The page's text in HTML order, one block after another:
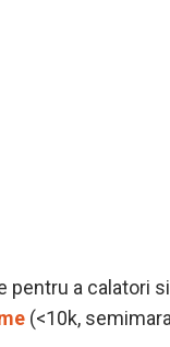
a calatori
(<10k,